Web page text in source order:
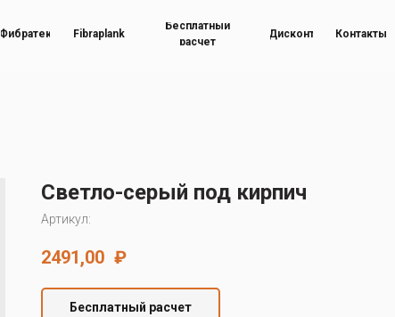
Фибратек
Бесплатный
расчет
Контакты
Дисконт
Fibraplank
Светло-серый под кирпич
Артикул:
2491,00 ₽
Бесплатный расчет